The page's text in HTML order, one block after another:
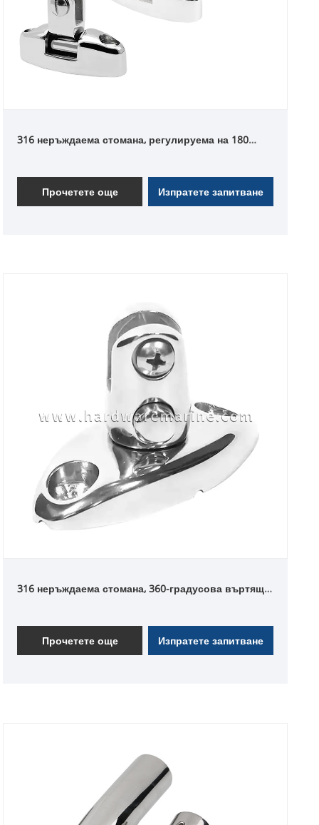
316 неръждаема стомана, регулируема на 180
палубата
Прочетете още
Изпратете запитване
316 неръждаема стомана, 360-градусова въртяща
Прочетете още Изпратете запитване